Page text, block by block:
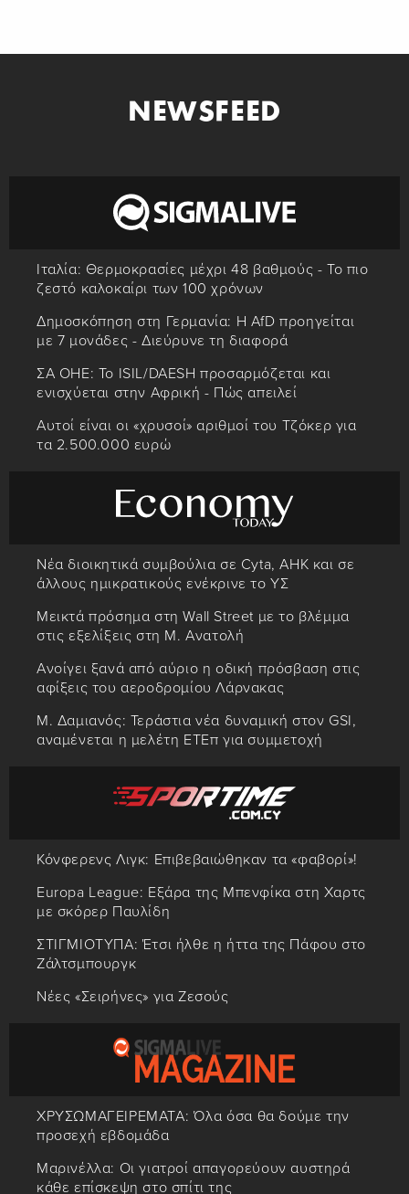
NEWSFEED
Ιταλία: Θερμοκρασίες μέχρι 48 βαθμούς - Το πιο
ζεστό καλοκαίρι των 100 χρόνων
Δημοσκόπηση στη Γερμανία: Η AfD προηγείται
με 7 μονάδες - Διεύρυνε τη διαφορά
ΣΑ ΟΗΕ: Το ISIL/DAESH προσαρμόζεται και
ενισχύεται στην Αφρική - Πώς απειλεί
Αυτοί είναι οι «χρυσοί» αριθμοί του Τζόκερ για
τα 2.500.000 ευρώ
Νέα διοικητικά συμβούλια σε Cyta, AHK και σε
άλλους ημικρατικούς ενέκρινε το ΥΣ
Μεικτά πρόσημα στη Wall Street με το βλέμμα
στις εξελίξεις στη Μ. Ανατολή
Ανοίγει ξανά από αύριο η οδική πρόσβαση στις
αφίξεις του αεροδρομίου Λάρνακας
Μ. Δαμιανός: Τεράστια νέα δυναμική στον GSI,
αναμένεται η μελέτη ΕΤΕπ για συμμετοχή
Κόνφερενς Λιγκ: Επιβεβαιώθηκαν τα «φαβορί»!
Europa League: Εξάρα της Μπενφίκα στη Χαρτς
με σκόρερ Παυλίδη
ΣΤΙΓΜΙΟΤΥΠΑ: Έτσι ήλθε η ήττα της Πάφου στο
Ζάλτσμπουργκ
Νέες «Σειρήνες» για Ζεσούς
ΧΡΥΣΩΜΑΓΕΙΡΕΜΑΤΑ: Όλα όσα θα δούμε την
προσεχή εβδομάδα
Μαρινέλλα: Οι γιατροί απαγορεύουν αυστηρά
κάθε επίσκεψη στο σπίτι της